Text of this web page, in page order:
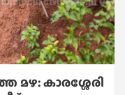
കാരശ്ശേരി